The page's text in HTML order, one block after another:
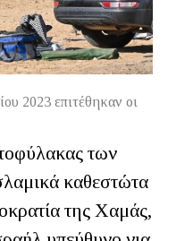
2023 επιτέθηκαν οι
των
καθεστώτα
της Χαμάς,